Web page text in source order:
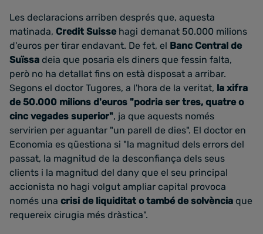
Les declaracions arriben després que, aquesta
matinada, Credit Suissehagi demanat 50.000 milions
d'euros per tirar endavant. De fet, el Banc Central de
Suïssa deia que posaria els diners que fessin falta,
però no ha detallat fins on està disposat a arribar.
Segons el doctor Tugores, a l'hora de la veritat, la xifra
de 50.000 milions d'euros "podria ser tres, quatre o
cinc vegades superior", ja que aquests només
servirien per aguantar "un parell de dies". El doctor en
Economia es qüestiona si "la magnitud dels errors del
passat, la magnitud de la desconfiança dels seus
clients i la magnitud del dany que el seu principal
accionista no hagi volgut ampliar capital provoca
només una crisi de liquiditat o també de solvència que
requereix cirugia més dràstica".